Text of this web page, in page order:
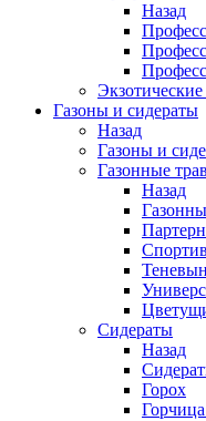
Назад
Экзотические
Газоны и сидераты
Назад
Газоны и
Газонные
Назад
Сидераты
Назад
Горох